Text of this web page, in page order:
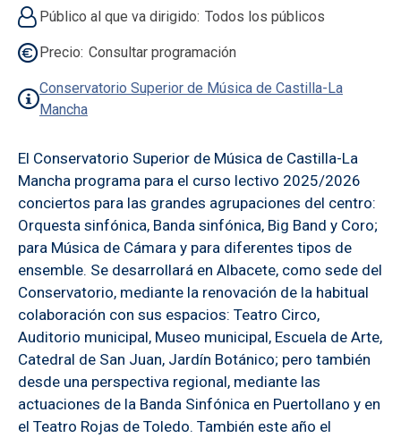
Público al que va dirigido Todos los públicos
Precio Consultar programación
Conservatorio Superior de Música de Castilla-La
Mancha
El Conservatorio Superior de Música de Castilla-La
Mancha programa para el curso lectivo 2025/2026
conciertos para las grandes agrupaciones del centro:
Orquesta sinfónica, Banda sinfónica, Big Band y Coro;
para Música de Cámara y para diferentes tipos de
ensemble. Se desarrollará en Albacete, como sede del
Conservatorio, mediante la renovación de la habitual
colaboración con sus espacios: Teatro Circo,
Auditorio municipal, Museo municipal, Escuela de Arte,
Catedral de San Juan, Jardín Botánico; pero también
desde una perspectiva regional, mediante las
actuaciones de la Banda Sinfónica en Puertollano y en
el Teatro Rojas de Toledo. También este año el